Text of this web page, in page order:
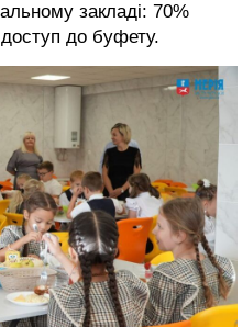
закладі: 70%
до буфету.